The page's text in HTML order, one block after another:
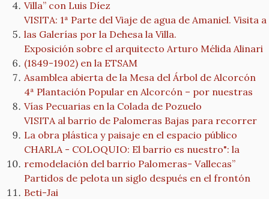
Villa” con Luis Díez
VISITA: 1ª Parte del Viaje de agua de Amaniel. Visita a
las Galerías por la Dehesa la Villa.
Exposición sobre el arquitecto Arturo Mélida Alinari
(1849-1902) en la ETSAM
Asamblea abierta de la Mesa del Árbol de Alcorcón
4ª Plantación Popular en Alcorcón – por nuestras
Vías Pecuarias en la Colada de Pozuelo
VISITA al barrio de Palomeras Bajas para recorrer
La obra plástica y paisaje en el espacio público
CHARLA - COLOQUIO: El barrio es nuestro": la
remodelación del barrio Palomeras- Vallecas”
Partidos de pelota un siglo después en el frontón
Beti-Jai